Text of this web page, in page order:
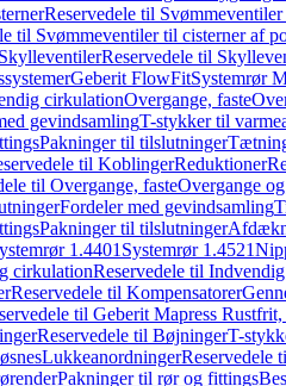
Reservedele til
til Svømmeventiler til cisterner af
SkylleventilerReservedele til
Geberit FlowFitSystemrør
cirkulationOvergange, faste
gevindsamlingT-stykker til
Pakninger til tilslutninger
til KoblingerReduktioner
til Overgange, fasteOvergange
Fordeler med gevindsamling
Pakninger til tilslutninger
1.4401 Systemrør 1.4521
cirkulationReservedele til
Reservedele til Kompensatorer
til Geberit Mapress Rustfrit,
Reservedele til BøjningerT-
LukkeanordningerReservedele
Pakninger til rør og fittings